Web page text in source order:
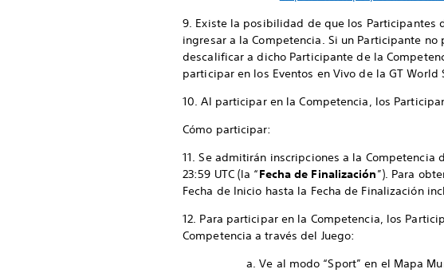
9. Existe la posibilidad de que los Participantes
ingresar a la Competencia. Si un Participante
descalificar a dicho Participante de la
participar en los Eventos en Vivo de la GT
10. Al participar en la Competencia, los
Cómo participar:
11. Se admitirán inscripciones a la Competencia
23:59 UTC (la “Fecha de Finalización”). Para
Fecha de Inicio hasta la Fecha de Finalización
12. Para participar en la Competencia, los
Competencia a través del Juego:
a. Ve al modo “Sport” en el Mapa